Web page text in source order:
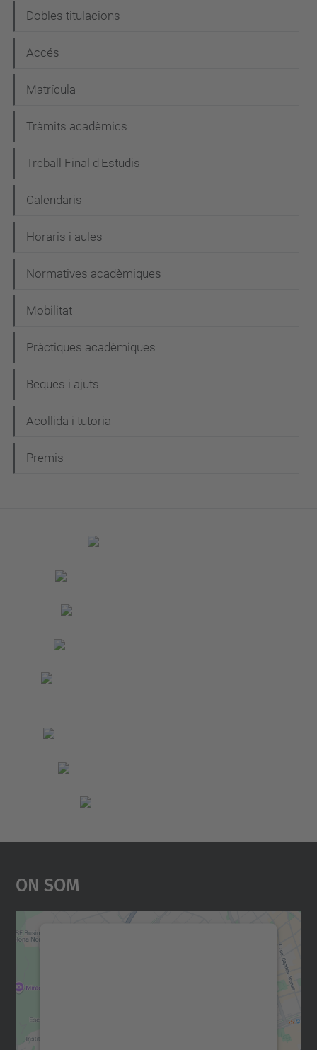
Dobles titulacions
Accés
Matrícula
Tràmits acadèmics
Treball Final d'Estudis
Calendaris
Horaris i aules
Normatives acadèmiques
Mobilitat
Pràctiques acadèmiques
Beques i ajuts
Acollida i tutoria
Premis
On Som